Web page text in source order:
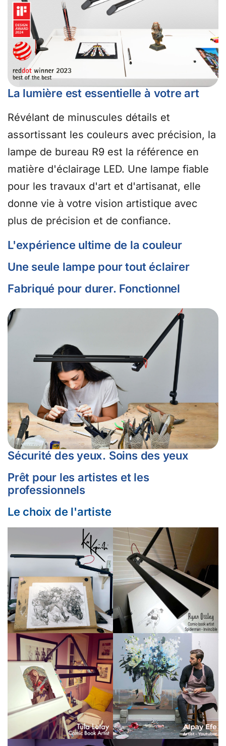
La lumière est essentielle à votre art
Révélant de minuscules détails et
assortissant les couleurs avec précision, la
lampe de bureau R9 est la référence en
matière d'éclairage LED. Une lampe fiable
pour les travaux d'art et d'artisanat, elle
donne vie à votre vision artistique avec
plus de précision et de confiance.
L'expérience ultime de la couleur
Une seule lampe pour tout éclairer
Fabriqué pour durer. Fonctionnel
Sécurité des yeux. Soins des yeux
Prêt pour les artistes et les
professionnels
Le choix de l'artiste